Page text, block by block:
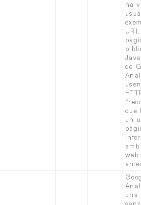
ha
de
que
un
web
una